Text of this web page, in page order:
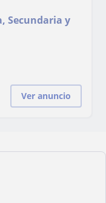
Secundaria y
Ver anuncio